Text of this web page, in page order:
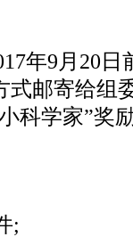
年9月20日
式邮寄给组
科学家”奖
;